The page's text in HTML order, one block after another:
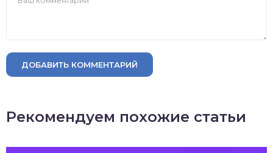
ДОБАВИТЬ КОММЕНТАРИЙ
Рекомендуем похожие статьи